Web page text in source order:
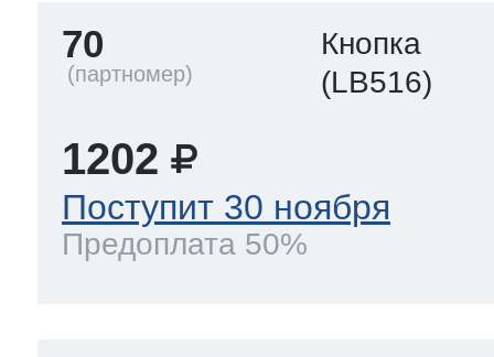
70
Кнопка
(LB516)
1202
Поступит 30 ноября
Предоплата 50%